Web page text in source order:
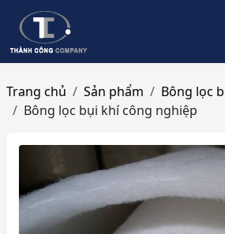
Trang chủ Sản phẩm
Bông lọc
Bông lọc bụi khí công nghiệp